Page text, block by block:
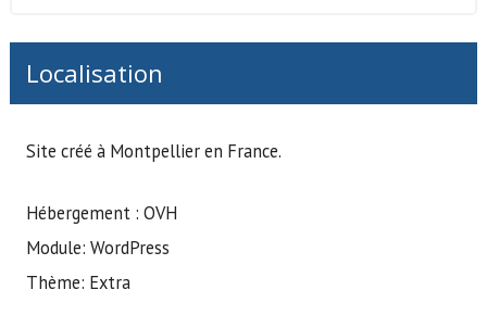
Localisation
Site créé à Montpellier en France.
Hébergement : OVH
Module: WordPress
Thème: Extra